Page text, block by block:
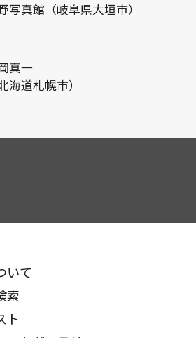
写真館（岐阜県大垣市）
真一
北海道札幌市）
いて
索
ト